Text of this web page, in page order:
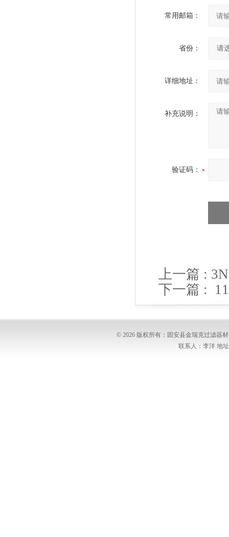
常用邮箱：
省份：
详细地址：
补充说明：
验证码：
上一篇 :
下一篇 :
© 2026 版权所有：固安县金瑞克过滤器
联系人：李洋 地